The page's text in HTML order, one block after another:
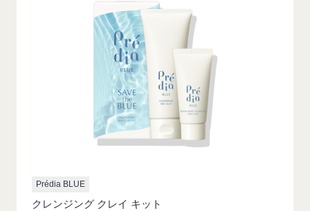
Prédia BLUE
クレンジング クレイ キット